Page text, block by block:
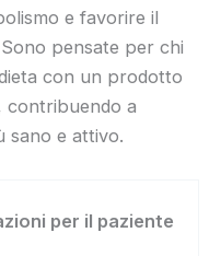
e favorire il
pensate per chi
con un prodotto
contribuendo a
sano e attivo.
per il paziente